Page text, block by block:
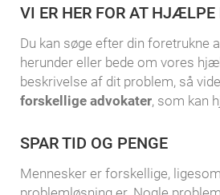
VI ER HER FOR AT HJÆLPE
Du kan søge efter din foretrukne
herunder eller bede om vores
beskrivelse af dit problem, så
forskellige advokater, som kan
SPAR TID OG PENGE
Mennesker er forskellige,